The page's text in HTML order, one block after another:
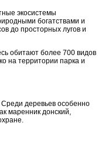
экосистемы
богатствами и
до просторных лугов и
обитают более 700 видов
на территории парка и
деревьев особенно
маренник донский,